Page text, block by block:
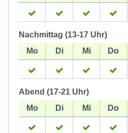
Nachmittag (13-17 Uhr)
Abend (17-21 Uhr)